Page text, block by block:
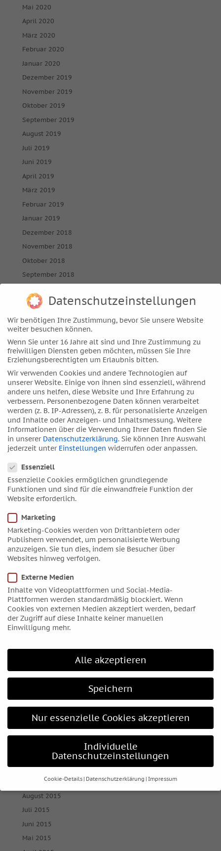
Mai 2020
April 2020
März 2020
Februar 2020
Januar 2020
Dezember 2019
November 2019
Oktober 2019
September 2019
August 2019
Juli 2019
Juni 2019
April 2019
März 2019
Februar 2019
Januar 2019
Dezember 2018
November 2018
Oktober 2018
September 2018
Juli 2018
Juni 2018
Mai 2018
April 2018
März 2018
Februar 2018
Januar 2018
Dezember 2017
November 2017
Oktober 2017
September 2017
Juli 2017
Juni 2017
Mai 2017
April 2017
März 2017
Februar 2017
Januar 2017
Oktober 2016
September 2016
August 2016
November 2015
Oktober 2015
September 2015
August 2015
Juli 2015
Juni 2015
Mai 2015
Datenschutzeinstellungen
Wir benötigen Ihre Zustimmung, bevor Sie unsere Website
weiter besuchen können.
Wenn Sie unter 16 Jahre alt sind und Ihre Zustimmung zu
freiwilligen Diensten geben möchten, müssen Sie Ihre
Erziehungsberechtigten um Erlaubnis bitten.
Wir verwenden Cookies und andere Technologien auf
unserer Website. Einige von ihnen sind essenziell, während
andere uns helfen, diese Website und Ihre Erfahrung zu
verbessern. Personenbezogene Daten können verarbeitet
werden (z. B. IP-Adressen), z. B. für personalisierte Anzeigen
und Inhalte oder Anzeigen- und Inhaltsmessung. Weitere
Informationen über die Verwendung Ihrer Daten finden Sie
in unserer Datenschutzerklärung. Sie können Ihre Auswahl
jederzeit unter Einstellungen widerrufen oder anpassen.
Essenziell
Essenzielle Cookies ermöglichen grundlegende
Funktionen und sind für die einwandfreie Funktion der
Website erforderlich.
Marketing
Marketing-Cookies werden von Drittanbietern oder
Publishern verwendet, um personalisierte Werbung
anzuzeigen. Sie tun dies, indem sie Besucher über
Websites hinweg verfolgen.
Externe Medien
Inhalte von Videoplattformen und Social-Media-
Plattformen werden standardmäßig blockiert. Wenn
Cookies von externen Medien akzeptiert werden, bedarf
der Zugriff auf diese Inhalte keiner manuellen
Einwilligung mehr.
Alle akzeptieren
Speichern
Nur essenzielle Cookies akzeptieren
Individuelle
Datenschutzeinstellungen
Cookie-Details Datenschutzerklärung Impressum
Datenschutzeinstellungen
Wenn Sie unter 16 Jahre alt sind und Ihre Zustimmung zu
freiwilligen Diensten geben möchten, müssen Sie Ihre